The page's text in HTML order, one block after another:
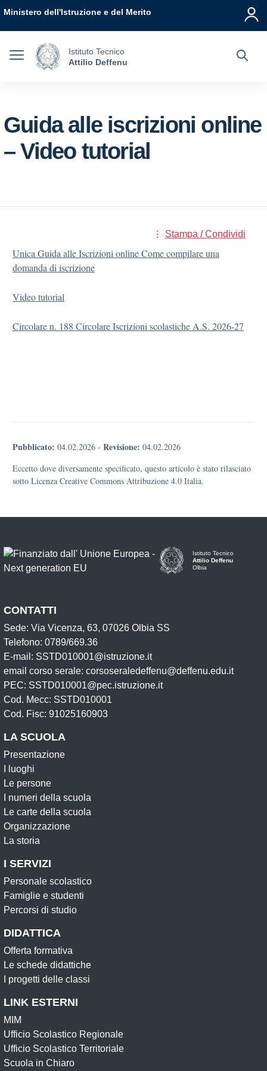
Ministero dell'Istruzione e del Merito
Istituto Tecnico
Attilio Deffenu
Guida alle iscrizioni online
– Video tutorial
Stampa / Condividi
Unica Guida alle Iscrizioni online Come compilare una
domanda di iscrizione
Video tutorial
Circolare n. 188 Circolare Iscrizioni scolastiche A.S. 2026-27
Pubblicato: 04.02.2026 - Revisione: 04.02.2026
Eccetto dove diversamente specificato, questo articolo è stato rilasciato
sotto Licenza Creative Commons Attribuzione 4.0 Italia.
Istituto Tecnico
Attilio Deffenu
Olbia
CONTATTI
Sede: Via Vicenza, 63, 07026 Olbia SS
Telefono: 0789/669.36
E-mail: SSTD010001@istruzione.it
email corso serale: corsoseraledeffenu@deffenu.edu.it
PEC: SSTD010001@pec.istruzione.it
Cod. Mecc: SSTD010001
Cod. Fisc: 91025160903
LA SCUOLA
Presentazione
I luoghi
Le persone
I numeri della scuola
Le carte della scuola
Organizzazione
La storia
I SERVIZI
Personale scolastico
Famiglie e studenti
Percorsi di studio
DIDATTICA
Offerta formativa
Le schede didattiche
I progetti delle classi
LINK ESTERNI
MIM
Ufficio Scolastico Regionale
Ufficio Scolastico Territoriale
Scuola in Chiaro